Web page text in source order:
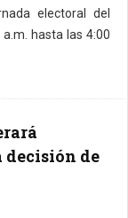
electoral del
hasta las 4:00
decisión de